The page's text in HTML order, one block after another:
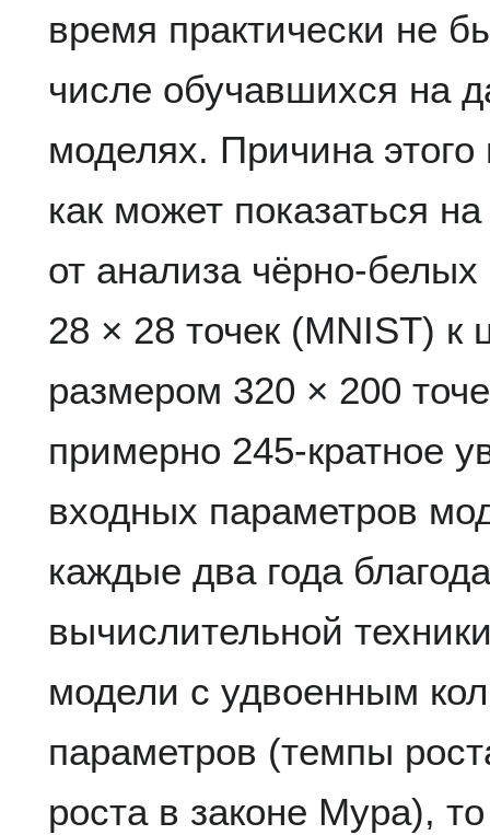
время практически не
числе обучавшихся на
моделях. Причина этого
как может показаться
от анализа чёрно-
28 × 28 точек (MNIST)
размером 320 × 200
примерно 245-кратное
входных параметров
каждые два года
вычислительной
модели с удвоенным
параметров (темпы
роста в законе Мура),